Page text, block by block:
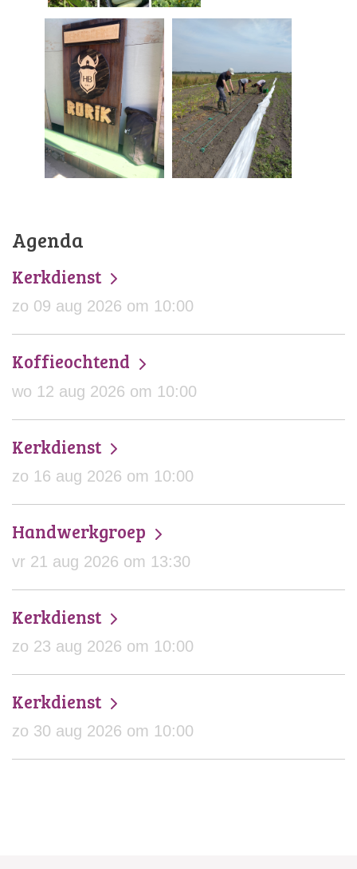
Agenda
Kerkdienst
zo 09 aug 2026 om 10:00
Koffieochtend
wo 12 aug 2026 om 10:00
Kerkdienst
zo 16 aug 2026 om 10:00
Handwerkgroep
vr 21 aug 2026 om 13:30
Kerkdienst
zo 23 aug 2026 om 10:00
Kerkdienst
zo 30 aug 2026 om 10:00